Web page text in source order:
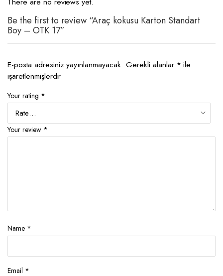
Be the first to review “Araç kokusu Karton Standart
Boy – OTK 17”
E-posta adresiniz yayınlanmayacak. Gerekli alanlar * ile
işaretlenmişlerdir
Your rating *
Your review *
Name *
Email *